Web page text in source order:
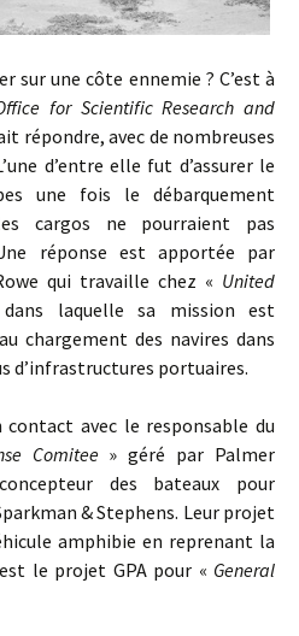
une côte ennemie ? C’est à
for Scientific Research and
répondre, avec de nombreuses
d’entre elle fut d’assurer le
une fois le débarquement
cargos ne pourraient pas
réponse est apportée par
qui travaille chez « United
laquelle sa mission est
chargement des navires dans
d’infrastructures portuaires.
avec le responsable du
Comitee» géré par Palmer
des bateaux pour
& Stephens. Leur projet
amphibie en reprenant la
le projet GPA pour « General